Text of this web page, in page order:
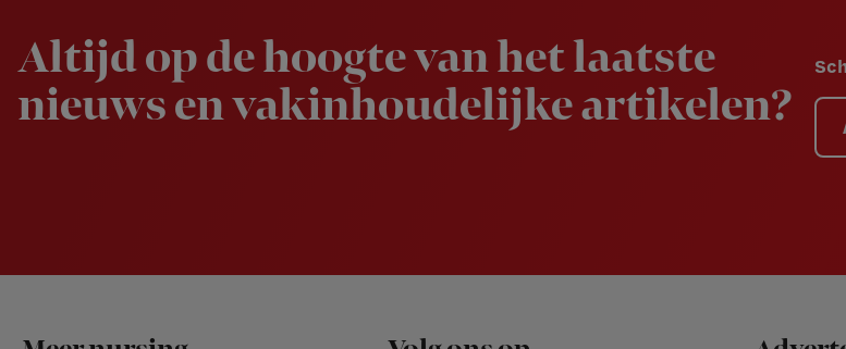
Altijd op de hoogte van het laatste
nieuws en vakinhoudelijke artikelen?